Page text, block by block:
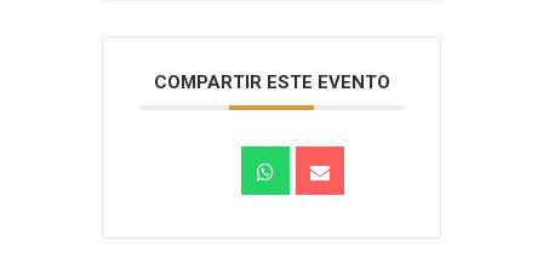
COMPARTIR ESTE EVENTO